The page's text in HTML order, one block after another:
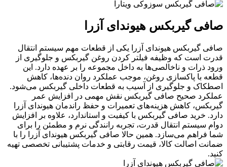
صافی گیربکس هیوندای آزرا
صافی گیربکس هیوندای آزرا یکی از قطعات مهم سیستم انتقال
قدرت است که وظیفه فیلتر کردن روغن گیربکس و جلوگیری از
ورود ذرات و ناخالصی‌ها به داخل مجموعه را بر عهده دارد. این
قطعه با پاکسازی روغن، موجب عملکرد روان دنده‌ها، کاهش
اصطکاک و جلوگیری از آسیب به قطعات داخلی گیربکس می‌شود.
عملکرد صحیح صافی گیربکس نقش مهمی در افزایش عمر
گیربکس، کاهش هزینه‌های تعمیرات و حفظ راندمان هیوندای آزرا
دارد. خرید صافی گیربکس با کیفیت و استاندارد، علاوه بر افزایش
دوام سیستم انتقال قدرت، تجربه رانندگی نرم و مطمئن را برای
شما فراهم می‌سازد. همین حالا صافی گیربکس هیوندای آزرا را با
ضمانت اصالت کالا، قیمت رقابتی و خدمات پشتیبانی تخصصی تهیه
کنید.